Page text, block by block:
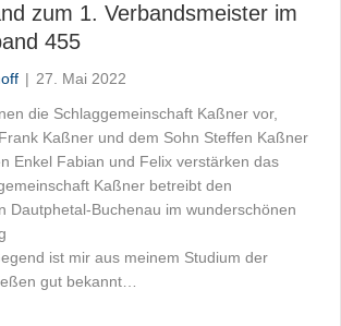
zum 1. Verbandsmeister im
455
| 27. Mai 2022
die Schlaggemeinschaft Kaßner vor,
Kaßner und dem Sohn Steffen Kaßner
Enkel Fabian und Felix verstärken das
Kaßner betreibt den
Dautphetal-Buchenau im wunderschönen
ist mir aus meinem Studium der
gut bekannt…
Aus dem Stand zum 1. Verbandsmeister im